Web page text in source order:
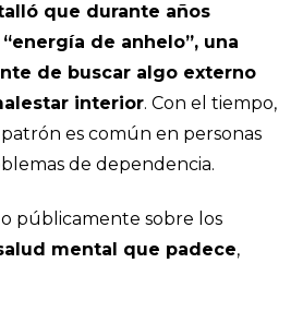
que durante años
de anhelo”, una
de buscar algo externo
interior. Con el tiempo,
es común en personas
de dependencia.
públicamente sobre los
mental que padece,